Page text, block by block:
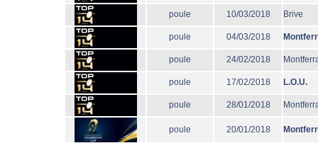
poule 10/03/2018 Brive
poule 04/03/2018
poule 24/02/2018
poule 17/02/2018 L.O.U.
poule 28/01/2018
poule 20/01/2018